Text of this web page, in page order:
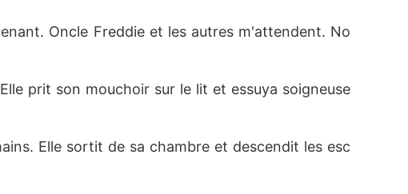
Oncle Freddie et les autres m'attendent. No
prit son mouchoir sur le lit et essuya soigneuse
Elle sortit de sa chambre et descendit les esc